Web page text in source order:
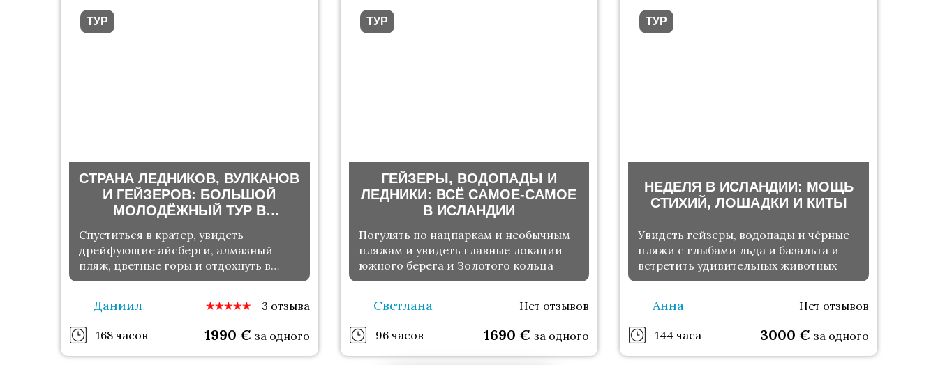
ТУР
СТРАНА ЛЕДНИКОВ, ВУЛКАНОВ
И ГЕЙЗЕРОВ: БОЛЬШОЙ
МОЛОДЁЖНЫЙ ТУР В
Спуститься в кратер, увидеть
дрейфующие айсберги, алмазный
пляж, цветные горы и отдохнуть в
термах
Даниил 3 отзыва
168 часов 1990 € за одного
ТУР
ГЕЙЗЕРЫ, ВОДОПАДЫ И
ЛЕДНИКИ: ВСЁ САМОЕ-САМОЕ
В ИСЛАНДИИ
Погулять по нацпаркам и необычным
пляжам и увидеть главные локации
южного берега и Золотого кольца
Светлана Нет отзывов
96 часов 1690€ за одного
ТУР
НЕДЕЛЯ В ИСЛАНДИИ: МОЩЬ
СТИХИЙ, ЛОШАДКИ И КИТЫ
Увидеть гейзеры, водопады и чёрные
пляжи с глыбами льда и базальта и
встретить удивительных животных
Анна Нет отзывов
144 часа 3000 € за одного